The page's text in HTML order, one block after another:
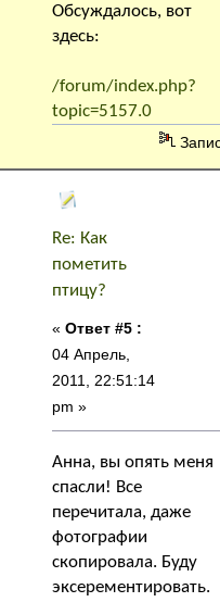
Обсуждалось, вот
здесь:
/forum/index.php?
topic=5157.0
Re: Как
пометить
птицу?
« Ответ #5 :
04 Апрель,
2011, 22:51:14
pm »
Анна, вы опять меня
спасли! Все
перечитала, даже
фотографии
скопировала. Буду
эксерементировать.